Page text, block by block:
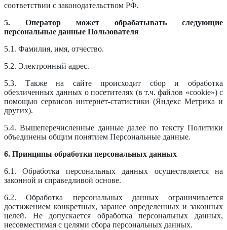
соответствии с законодательством РФ.
5. Оператор может обрабатывать следующие
персональные данные Пользователя
5.1. Фамилия, имя, отчество.
5.2. Электронный адрес.
5.3. Также на сайте происходит сбор и обработка
обезличенных данных о посетителях (в т.ч. файлов «cookie») с
помощью сервисов интернет-статистики (Яндекс Метрика и
других).
5.4. Вышеперечисленные данные далее по тексту Политики
объединены общим понятием Персональные данные.
6. Принципы обработки персональных данных
6.1. Обработка персональных данных осуществляется на
законной и справедливой основе.
6.2. Обработка персональных данных ограничивается
достижением конкретных, заранее определенных и законных
целей. Не допускается обработка персональных данных,
несовместимая с целями сбора персональных данных.